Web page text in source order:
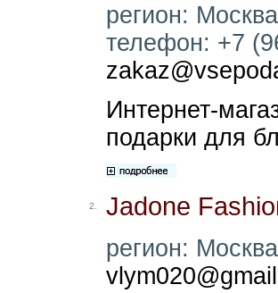
регион:
телефон: +7
Интернет-
подарки для
2. Jadone
регион: